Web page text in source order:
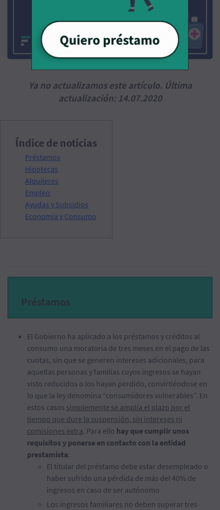
Ya no actualizamos este artículo. Última
actualización: 14.07.2020
Índice de noticias
Préstamos
Hipotecas
Alquileres
Empleo
Ayudas y Subsidios
Economía y Consumo
Préstamos
El Gobierno ha aplicado a los préstamos y créditos al
consumo una moratoria de tres meses en el pago de las
cuotas, sin que se generen intereses adicionales, para
aquellas personas y familias cuyos ingresos se hayan
visto reducidos o los hayan perdido, convirtiéndose en
lo que la ley denomina “consumidores vulnerables”. En
estos casos simplemente se amplía el plazo por el
tiempo que dure la suspensión, sin intereses ni
comisiones extra. Para ello hay que cumplir unos
requisitos y ponerse en contacto con la entidad
prestamista:
El titular del préstamo debe estar desempleado o
haber sufrido una pérdida de más del 40% de
ingresos en caso de ser autónomo
Los ingresos familiares no deben superar tres